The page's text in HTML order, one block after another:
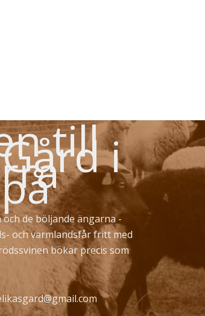
till i
de böljande ängarna -
och värmlandsfår fritt med
bökar precis som